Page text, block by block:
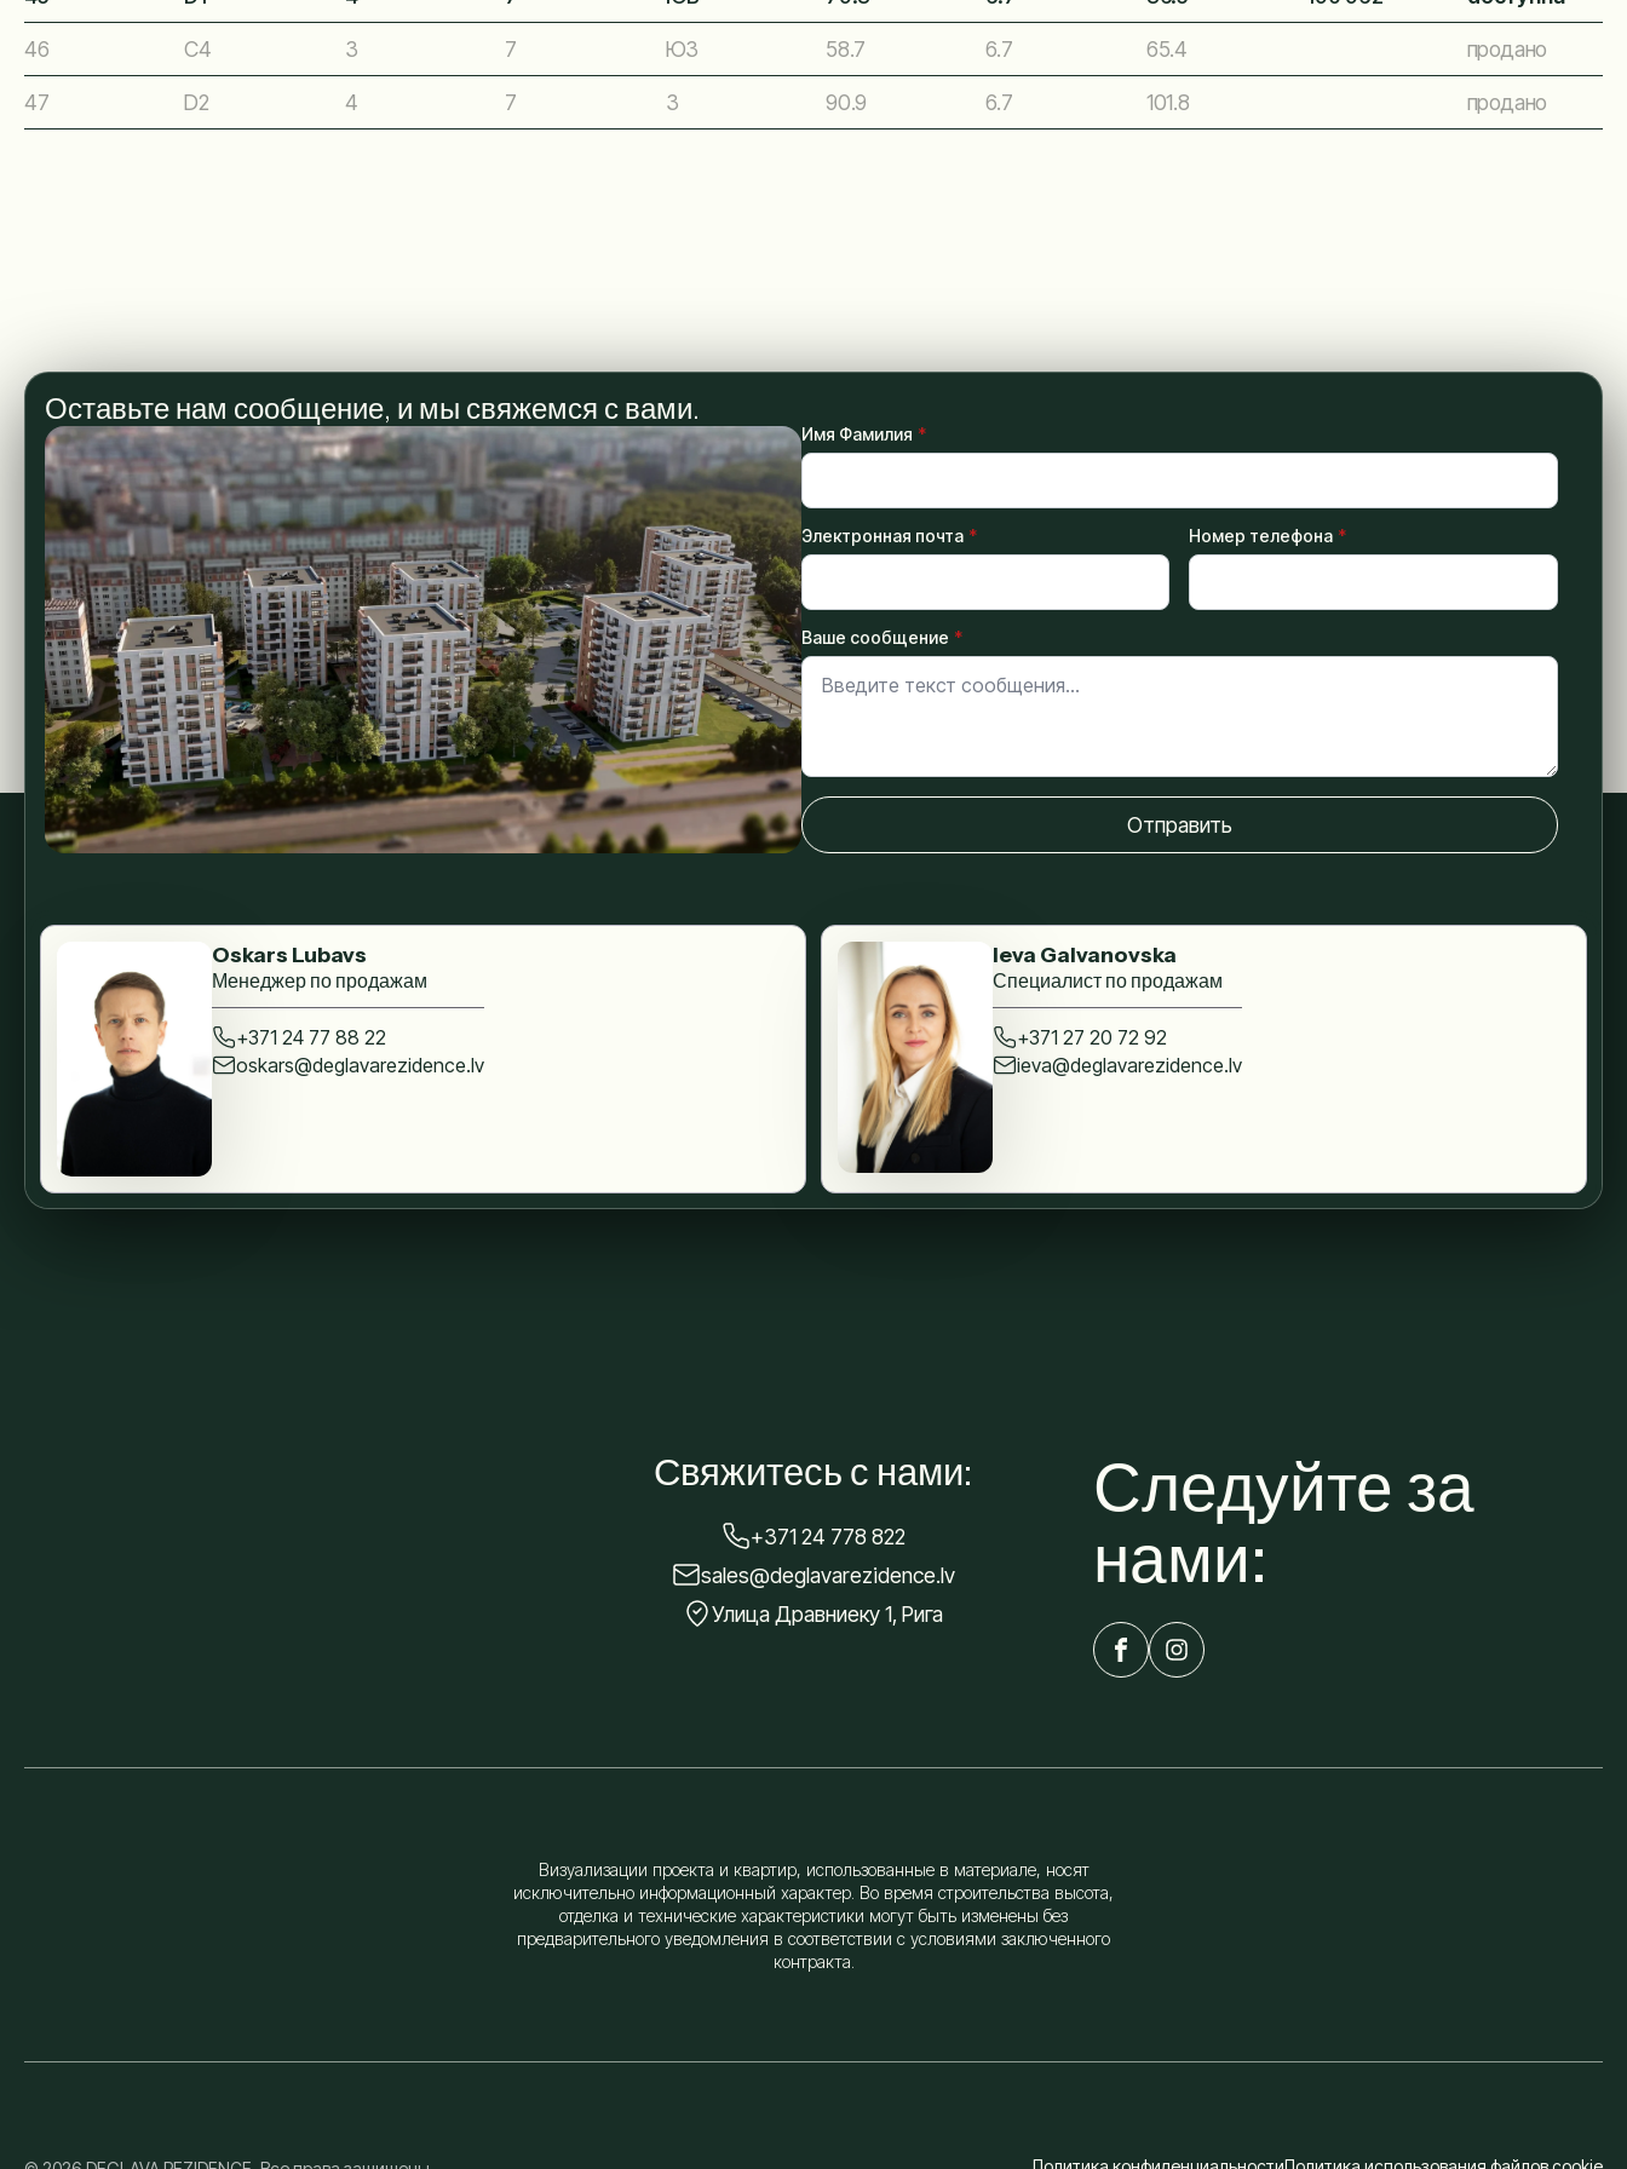
46 C4 3 7 ЮЗ 58.7 6.7 65.4 продано
47 D2 4 7 З 90.9 6.7 101.8 продано
Оставьте нам сообщение, и мы свяжемся с вами.
Имя Фамилия *
Электронная почта * Номер телефона *
Ваше сообщение *
Отправить
Oskars Lubavs
Менеджер по продажам
+371 24 77 88 22
oskars@deglavarezidence.lv
Ieva Galvanovska
Специалист по продажам
+371 27 20 72 92
ieva@deglavarezidence.lv
Свяжитесь с нами:
+371 24 778 822
sales@deglavarezidence.lv
Улица Дравниеку 1, Рига
Следуйте за
нами:
Визуализации проекта и квартир, использованные в материале, носят
исключительно информационный характер. Во время строительства высота,
отделка и технические характеристики могут быть изменены без
предварительного уведомления в соответствии с условиями заключенного
контракта.